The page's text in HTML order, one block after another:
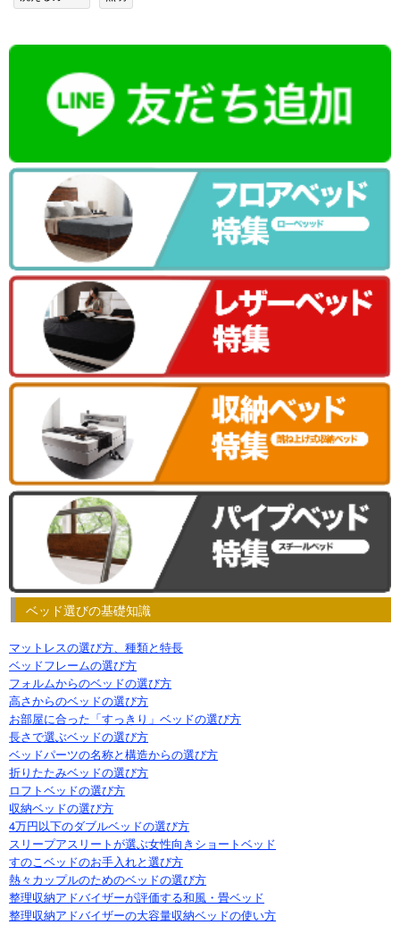
ベッド選びの基礎知識
マットレスの選び方、種類と特長
ベッドフレームの選び方
フォルムからのベッドの選び方
高さからのベッドの選び方
お部屋に合った「すっきり」ベッドの選び方
長さで選ぶベッドの選び方
ベッドパーツの名称と構造からの選び方
折りたたみベッドの選び方
ロフトベッドの選び方
収納ベッドの選び方
4万円以下のダブルベッドの選び方
スリープアスリートが選ぶ女性向きショートベッド
すのこベッドのお手入れと選び方
熱々カップルのためのベッドの選び方
整理収納アドバイザーが評価する和風・畳ベッド
整理収納アドバイザーの大容量収納ベッドの使い方